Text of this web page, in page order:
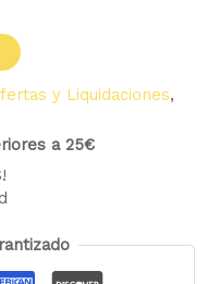
y Liquidaciones,
a 25€